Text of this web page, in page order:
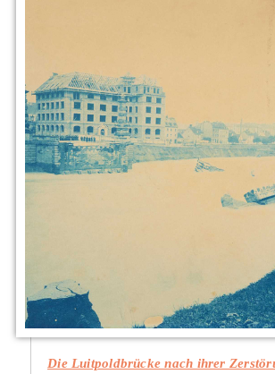
Die Luitpoldbrücke nach ihrer